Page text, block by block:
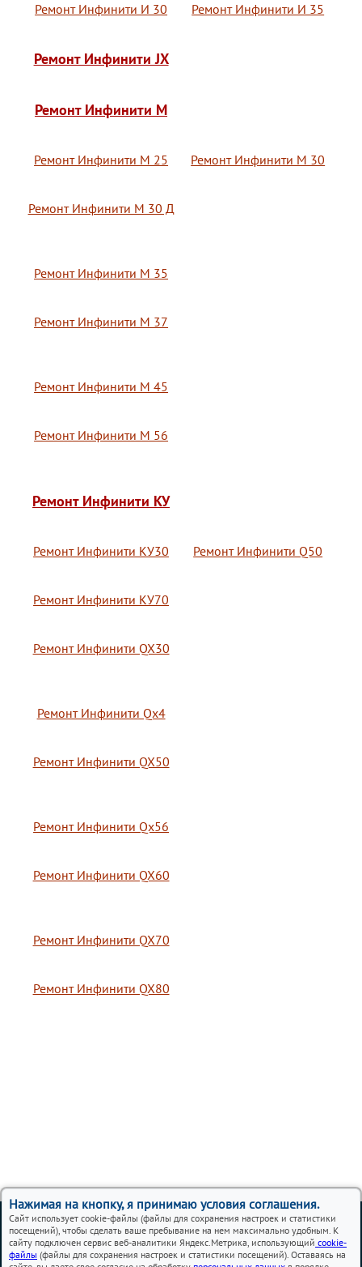
Нажимая на кнопку, я принимаю условия соглашения.
Сайт использует cookie-файлы (файлы для сохранения настроек и статистики
посещений), чтобы сделать ваше пребывание на нем максимально удобным. К
сайту подключен сервис веб-аналитики Яндекс.Метрика, использующий cookie-
файлы (файлы для сохранения настроек и статистики посещений). Оставаясь на
Ремонт Инфинити И 30 Ремонт Инфинити И 35
Ремонт Инфинити JX
Ремонт Инфинити M
Ремонт Инфинити М 25 Ремонт Инфинити М 30
Ремонт Инфинити М 30 Д
Ремонт Инфинити М 35
Ремонт Инфинити М 37
Ремонт Инфинити М 45
Ремонт Инфинити М 56
Ремонт Инфинити КУ
Ремонт Инфинити КУ30 Ремонт Инфинити Q50
Ремонт Инфинити КУ70
Ремонт Инфинити QX30
Ремонт Инфинити Qx4
Ремонт Инфинити QX50
Ремонт Инфинити Qx56
Ремонт Инфинити QX60
Ремонт Инфинити QX70
Ремонт Инфинити QX80
Вся представленная на сайте информация, носит
информационный характер и ни при каких условиях не
является публичной офертой.